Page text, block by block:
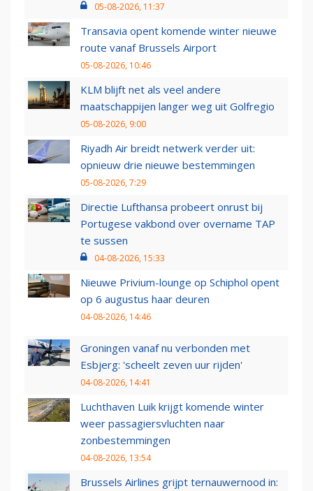
05-08-2026, 11:37
Transavia opent komende winter nieuwe
route vanaf Brussels Airport
05-08-2026, 10:46
KLM blijft net als veel andere
maatschappijen langer weg uit Golfregio
05-08-2026, 9:00
Riyadh Air breidt netwerk verder uit:
opnieuw drie nieuwe bestemmingen
05-08-2026, 7:29
Directie Lufthansa probeert onrust bij
Portugese vakbond over overname TAP
te sussen
04-08-2026, 15:33
Nieuwe Privium-lounge op Schiphol opent
op 6 augustus haar deuren
04-08-2026, 14:46
Groningen vanaf nu verbonden met
Esbjerg: 'scheelt zeven uur rijden'
04-08-2026, 14:41
Luchthaven Luik krijgt komende winter
weer passagiersvluchten naar
zonbestemmingen
04-08-2026, 13:54
Brussels Airlines grijpt ternauwernood in: